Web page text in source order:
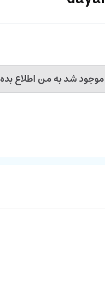
موجود شد به من اطلاع بده